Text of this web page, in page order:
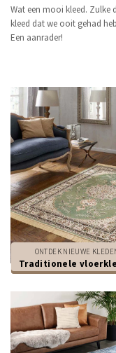
Wat een mooi kleed. Zulke
kleed dat we ooit gehad
Een aanrader!
ONTDEK NIEUWE
Traditionele